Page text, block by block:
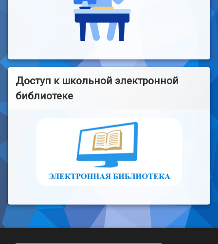
Доступ к школьной электронной
библиотеке